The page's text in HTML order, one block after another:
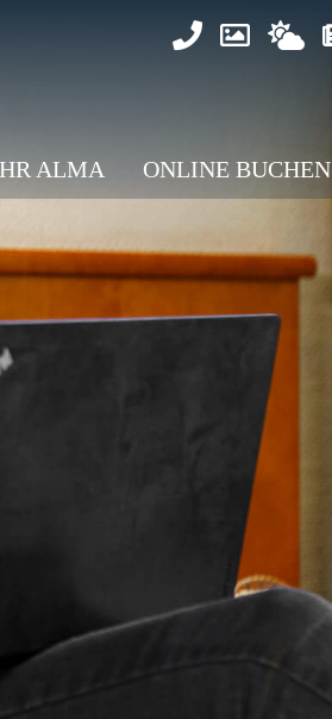
ALMA ONLINE BUCHEN